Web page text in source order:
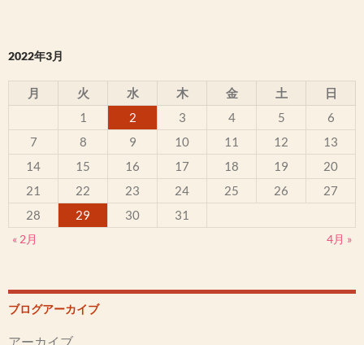
2022年3月
月 火 水 木 金 土
日
1
2 3 4 5
6
7
8 9 10 11 12
13
14
15 16 17 18 19
20
21
22 23 24 25 26
27
28
29 30 31
« 2月 4月 »
ブログアーカイブ
アーカイブ